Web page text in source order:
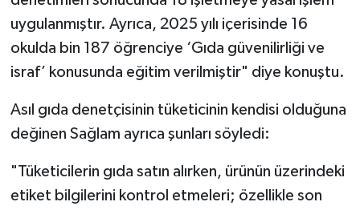
uygulanmıştır. Ayrıca, 2025 yılı içerisinde 16
okulda bin 187 öğrenciye ‘Gıda güvenilirliği ve
israf’ konusunda eğitim verilmiştir" diye konuştu.
Asıl gıda denetçisinin tüketicinin kendisi olduğuna
değinen Sağlam ayrıca şunları söyledi:
"Tüketicilerin gıda satın alırken, ürünün üzerindeki
etiket bilgilerini kontrol etmeleri; özellikle son